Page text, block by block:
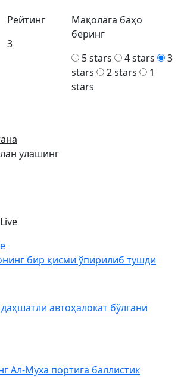
Рейтинг
3
Мақолага баҳо
беринг
5 stars
4 stars
3
stars
2 stars
1
stars
улашинг
Live
бир қисми ўпирилиб тушди
автоҳалокат бўлгани
Ал-Муха портига баллистик